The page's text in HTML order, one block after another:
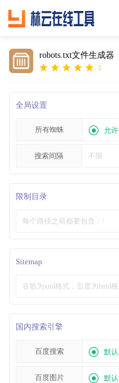
robots.txt文件生成器
5
全局设置
所有蜘蛛 允许
搜索间隔
限制目录
Sitemap
国内搜索引擎
百度搜索 默认
百度图片 默认